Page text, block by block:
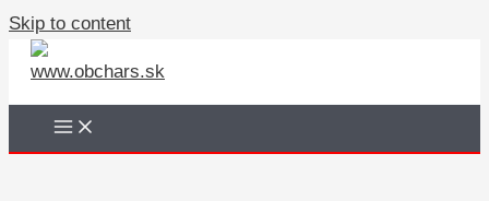
Skip to content